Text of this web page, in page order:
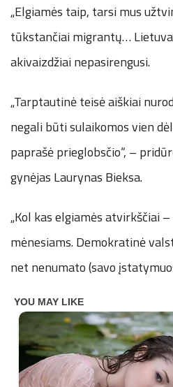
„Elgiamės taip, tarsi mus
tūkstančiai migrantų…
akivaizdžiai nepasirengusi.
„Tarptautinė teisė aiškiai
negali būti sulaikomos vien
paprašė prieglobsčio“, –
gynėjas Laurynas Bieksa.
„Kol kas elgiamės atvirkščiai
mėnesiams. Demokratinė
net nenumato (savo